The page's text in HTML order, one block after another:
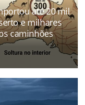
até 20 mil
e milhares
caminhões